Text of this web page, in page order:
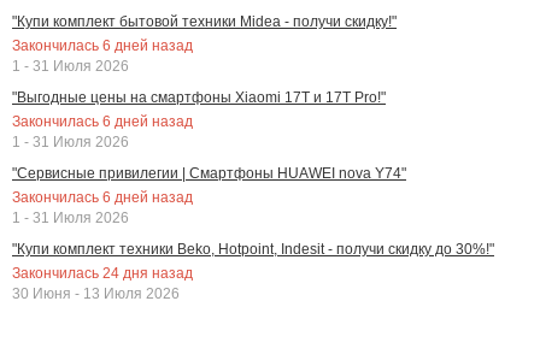
"Купи комплект бытовой техники Midea - получи скидку!"
Закончилась 6 дней назад
1 - 31 Июля 2026
"Выгодные цены на смартфоны Xiaomi 17T и 17T Pro!"
Закончилась 6 дней назад
1 - 31 Июля 2026
"Сервисные привилегии | Смартфоны HUAWEI nova Y74"
Закончилась 6 дней назад
1 - 31 Июля 2026
"Купи комплект техники Beko, Hotpoint, Indesit - получи скидку до 30%!"
Закончилась 24 дня назад
30 Июня - 13 Июля 2026